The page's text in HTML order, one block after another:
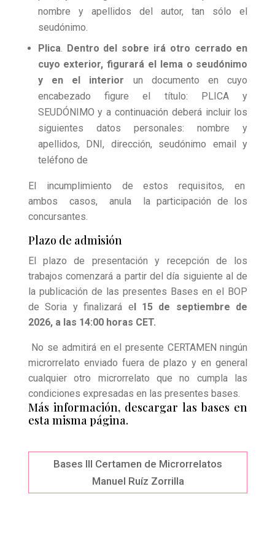
nombre y apellidos del autor, tan sólo el
seudónimo.
Plica. Dentro del sobre irá otro cerrado en
cuyo exterior, figurará el lema o seudónimo
y en el interior un documento en cuyo
encabezado figure el título: PLICA y
SEUDÓNIMO y a continuación deberá incluir los
siguientes datos personales: nombre y
apellidos, DNI, dirección, seudónimo email y
teléfono de
El incumplimiento de estos requisitos, en
ambos casos, anula laparticipación de los
concursantes.
Plazo de admisión
El plazo de presentación y recepción de los
trabajos comenzará a partir del día siguiente al de
la publicación de las presentes Bases en el BOP
de Soria y finalizará el 15 de septiembre de
2026, a las 14:00 horas CET.
No se admitirá en el presente CERTAMEN ningún
microrrelato enviado fuera de plazo y en general
cualquier otro microrrelato que no cumpla las
condiciones expresadas en las presentes bases.
Más información, descargar las bases en
esta misma página.
Bases III Certamen de Microrrelatos
Manuel Ruíz Zorrilla